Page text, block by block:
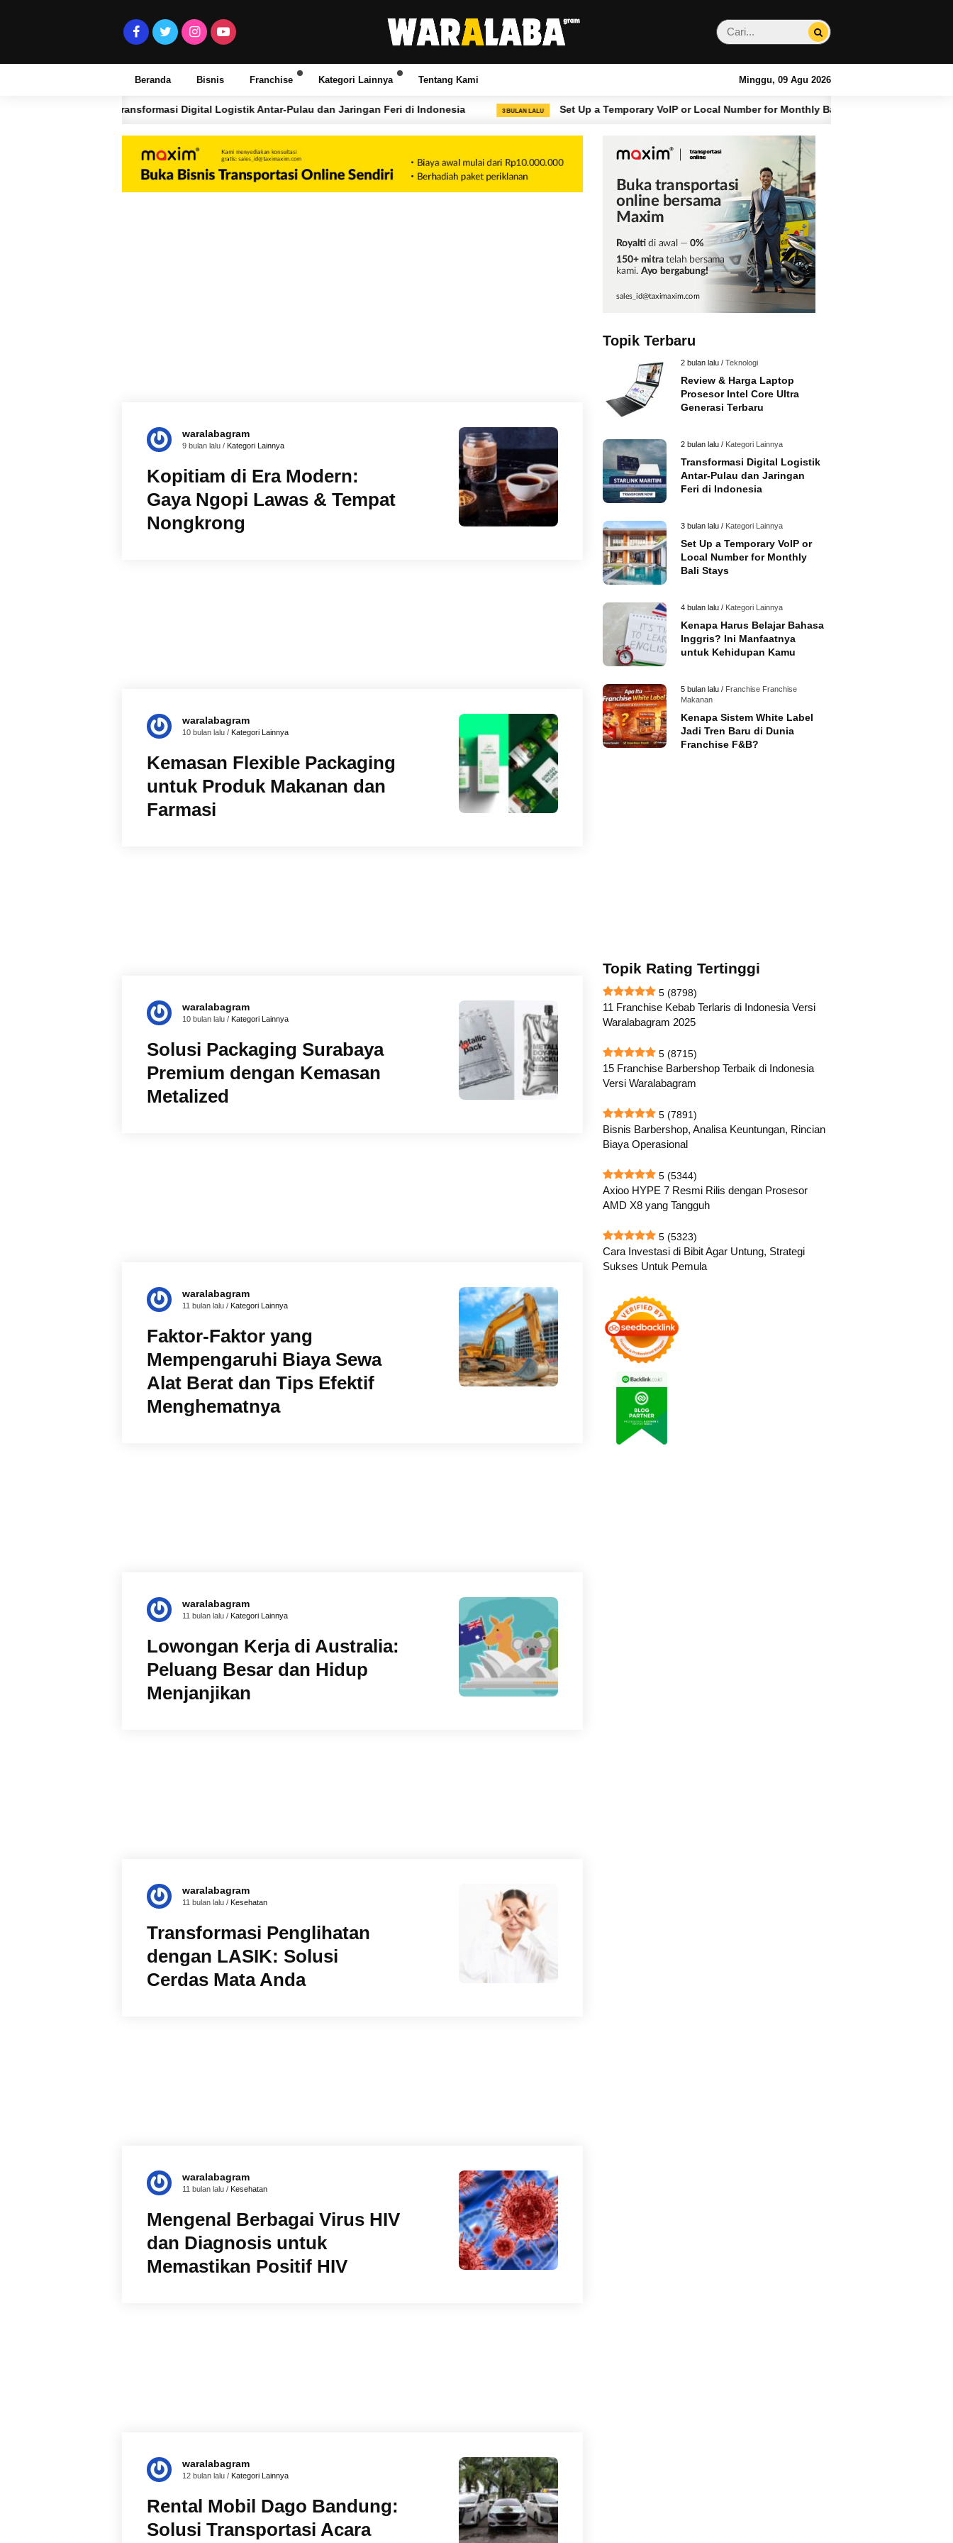
Beranda Bisnis Franchise Kategori Lainnya Tentang Kami Minggu, 09 Agu 2026
Transformasi Digital Logistik Antar-Pulau dan Jaringan Feri di Indonesia 3 BULAN LALU Set Up a Temporary VoIP or Local Number for Monthly Bali Stays
waralabagram
9 bulan lalu / Kategori Lainnya
Kopitiam di Era Modern:
Gaya Ngopi Lawas & Tempat
Nongkrong
waralabagram
10 bulan lalu / Kategori Lainnya
Kemasan Flexible Packaging
untuk Produk Makanan dan
Farmasi
waralabagram
10 bulan lalu / Kategori Lainnya
Solusi Packaging Surabaya
Premium dengan Kemasan
Metalized
waralabagram
11 bulan lalu / Kategori Lainnya
Faktor-Faktor yang
Mempengaruhi Biaya Sewa
Alat Berat dan Tips Efektif
Menghematnya
waralabagram
11 bulan lalu / Kategori Lainnya
Lowongan Kerja di Australia:
Peluang Besar dan Hidup
Menjanjikan
waralabagram
11 bulan lalu / Kesehatan
Transformasi Penglihatan
dengan LASIK: Solusi
Cerdas Mata Anda
waralabagram
11 bulan lalu / Kesehatan
Mengenal Berbagai Virus HIV
dan Diagnosis untuk
Memastikan Positif HIV
waralabagram
12 bulan lalu / Kategori Lainnya
Rental Mobil Dago Bandung:
Solusi Transportasi Acara
Topik Terbaru
2 bulan lalu / Teknologi
Review & Harga Laptop
Prosesor Intel Core Ultra
Generasi Terbaru
2 bulan lalu / Kategori Lainnya
Transformasi Digital Logistik
Antar-Pulau dan Jaringan
Feri di Indonesia
3 bulan lalu / Kategori Lainnya
Set Up a Temporary VoIP or
Local Number for Monthly
Bali Stays
4 bulan lalu / Kategori Lainnya
Kenapa Harus Belajar Bahasa
Inggris? Ini Manfaatnya
untuk Kehidupan Kamu
5 bulan lalu / Franchise Franchise
Makanan
Kenapa Sistem White Label
Jadi Tren Baru di Dunia
Franchise F&B?
Topik Rating Tertinggi
5 (8798)
11 Franchise Kebab Terlaris di Indonesia Versi
Waralabagram 2025
5 (8715)
15 Franchise Barbershop Terbaik di Indonesia
Versi Waralabagram
5 (7891)
Bisnis Barbershop, Analisa Keuntungan, Rincian
Biaya Operasional
5 (5344)
Axioo HYPE 7 Resmi Rilis dengan Prosesor
AMD X8 yang Tangguh
5 (5323)
Cara Investasi di Bibit Agar Untung, Strategi
Sukses Untuk Pemula